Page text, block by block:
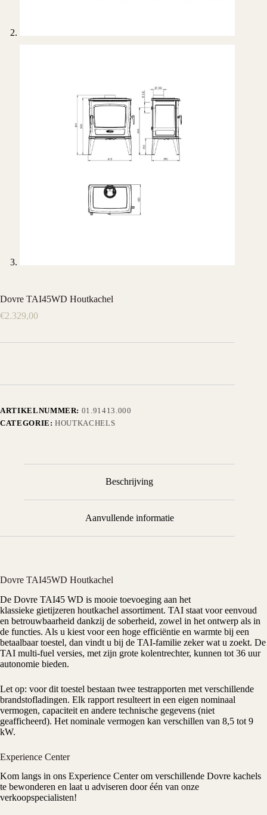
Dovre TAI45WD Houtkachel
€2.329,00
ARTIKELNUMMER: 01.91413.000
CATEGORIE:HOUTKACHELS
Beschrijving
Aanvullende informatie
Dovre TAI45WD Houtkachel
De Dovre TAI45 WD is mooie toevoeging aan het
klassieke gietijzeren houtkachel assortiment. TAI staat voor eenvoud
en betrouwbaarheid dankzij de soberheid, zowel in het ontwerp als in
de functies. Als u kiest voor een hoge efficiëntie en warmte bij een
betaalbaar toestel, dan vindt u bij de TAI-familie zeker wat u zoekt. De
TAI multi-fuel versies, met zijn grote kolentrechter, kunnen tot 36 uur
autonomie bieden.
Let op: voor dit toestel bestaan twee testrapporten met verschillende
brandstofladingen. Elk rapport resulteert in een eigen nominaal
vermogen, capaciteit en andere technische gegevens (niet
geafficheerd). Het nominale vermogen kan verschillen van 8,5 tot 9
kW.
Experience Center
Kom langs in ons Experience Centerom verschillende Dovre kachels
te bewonderen en laat u adviseren door één van onze
verkoopspecialisten!